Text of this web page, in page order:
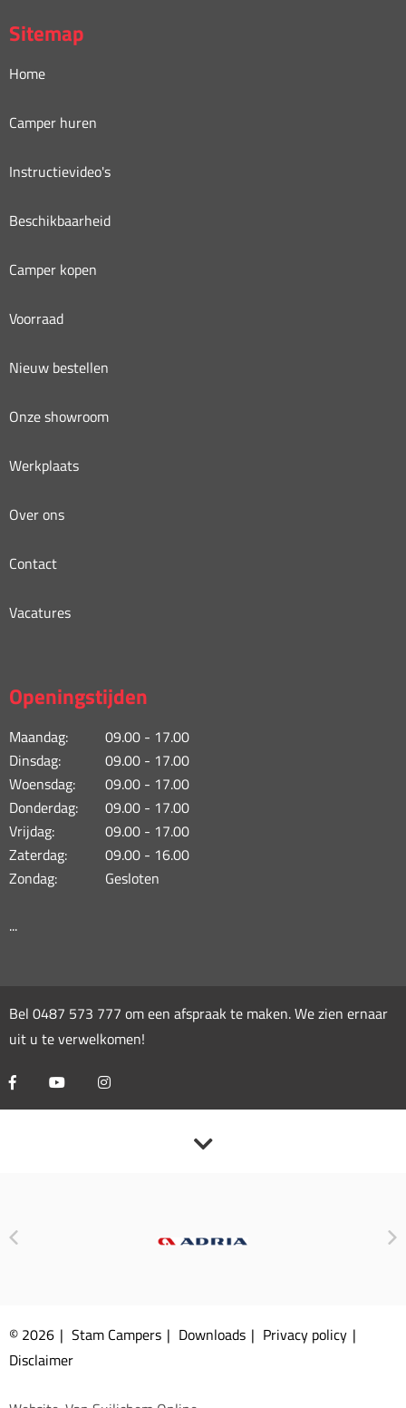
Sitemap
Home
Camper huren
Instructievideo's
Beschikbaarheid
Camper kopen
Voorraad
Nieuw bestellen
Onze showroom
Werkplaats
Over ons
Contact
Vacatures
Openingstijden
Maandag:
09.00 - 17.00
Dinsdag:
09.00 - 17.00
Woensdag:
09.00 - 17.00
Donderdag:
09.00 - 17.00
Vrijdag:
09.00 - 17.00
Zaterdag:
09.00 - 16.00
Zondag:
Gesloten
...
Bel 0487 573 777 om een afspraak te maken. We zien ernaar
uit u te verwelkomen!
© 2026 Stam Campers Downloads
Privacy policy
Disclaimer